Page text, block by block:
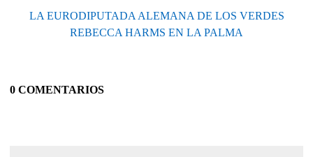
LA EURODIPUTADA ALEMANA DE LOS VERDES
REBECCA HARMS EN LA PALMA
0 COMENTARIOS